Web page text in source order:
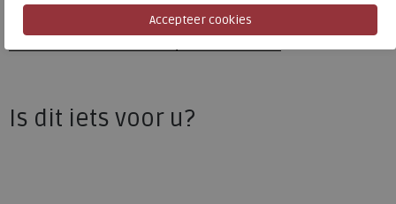
Naar allesneakers / veterschoenen
Naar alleGabor sneakers / veterschoenen
Is dit iets voor u?